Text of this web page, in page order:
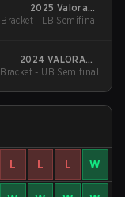
2025 Valorant
Champions Tour:
Bracket - LB Semifinal
2024 VALORANT
Champions Tour:
Bracket - UB Semifinal
L L L W